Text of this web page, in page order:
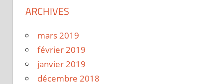
ARCHIVES
mars 2019
février 2019
janvier 2019
décembre 2018